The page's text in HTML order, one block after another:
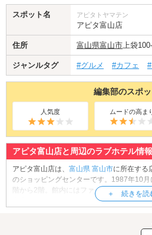
スポット名 アピタトヤマテン
アピタ富山店
住所 富山県富山市 上袋
ジャンルタグ #グルメ #カフェ
編集部のスポ
人気度 ムードの高ま
アピタ富山店と周辺のラブホテル情報
アピタ富山店は、 富山県 富山市に所在する
のショッピングセンターです。1987年10
階から2階。館内にはファッション、生活
食店、ドラッグストア、アミューズメント
利。その他、富山の銘菓等を取り扱うお店